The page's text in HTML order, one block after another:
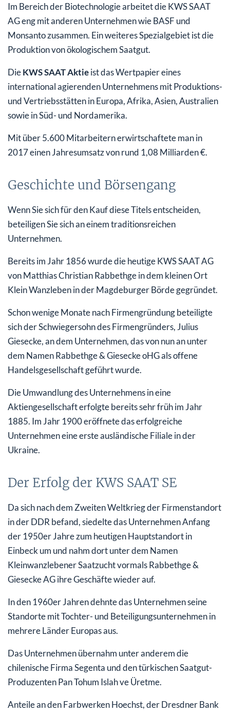
Im Bereich der Biotechnologie arbeitet die KWS SAAT
AG eng mit anderen Unternehmen wie BASF und
Monsanto zusammen. Ein weiteres Spezialgebiet ist die
Produktion von ökologischem Saatgut.
DieKWS SAAT Aktieist das Wertpapier eines
international agierenden Unternehmens mit Produktions-
und Vertriebsstätten in Europa, Afrika, Asien, Australien
sowie in Süd- und Nordamerika.
Mit über 5.600 Mitarbeitern erwirtschaftete man in
2017 einen Jahresumsatz von rund 1,08 Milliarden €.
Geschichte und Börsengang
Wenn Sie sich für den Kauf diese Titels entscheiden,
beteiligen Sie sich an einem traditionsreichen
Unternehmen.
Bereits im Jahr 1856 wurde die heutige KWS SAAT AG
von Matthias Christian Rabbethge in dem kleinen Ort
Klein Wanzleben in der Magdeburger Börde gegründet.
Schon wenige Monate nach Firmengründung beteiligte
sich der Schwiegersohn des Firmengründers, Julius
Giesecke, an dem Unternehmen, das von nun an unter
dem Namen Rabbethge & Giesecke oHG als offene
Handelsgesellschaft geführt wurde.
Die Umwandlung des Unternehmens in eine
Aktiengesellschaft erfolgte bereits sehr früh im Jahr
1885. Im Jahr 1900 eröffnete das erfolgreiche
Unternehmen eine erste ausländische Filiale in der
Ukraine.
Der Erfolg der KWS SAAT SE
Da sich nach dem Zweiten Weltkrieg der Firmenstandort
in der DDR befand, siedelte das Unternehmen Anfang
der 1950er Jahre zum heutigen Hauptstandort in
Einbeck um und nahm dort unter dem Namen
Kleinwanzlebener Saatzucht vormals Rabbethge &
Giesecke AG ihre Geschäfte wieder auf.
In den 1960er Jahren dehnte das Unternehmen seine
Standorte mit Tochter- und Beteiligungsunternehmen in
mehrere Länder Europas aus.
Das Unternehmen übernahm unter anderem die
chilenische Firma Segenta und den türkischen Saatgut-
Produzenten Pan Tohum Islah ve Üretme.
Anteile an den Farbwerken Hoechst, der Dresdner Bank